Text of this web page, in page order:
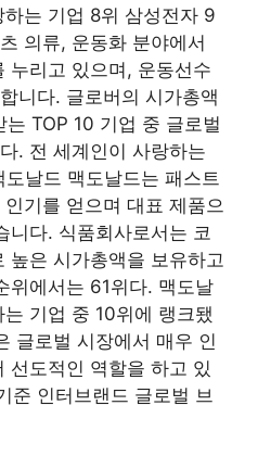
는 기업 8위 삼성전자 9
의류, 운동화 분야에서
누리고 있으며, 운동선수
니다. 글로버의 시가총액
TOP 10 기업 중 글로벌
. 전 세계인이 사랑하는
날드 맥도날드는 패스트
기를 얻으며 대표 제품으
니다. 식품회사로서는 코
높은 시가총액을 보유하고
위에서는 61위다. 맥도날
기업 중 10위에 랭크됐
글로벌 시장에서 매우 인
선도적인 역할을 하고 있
준 인터브랜드 글로벌 브